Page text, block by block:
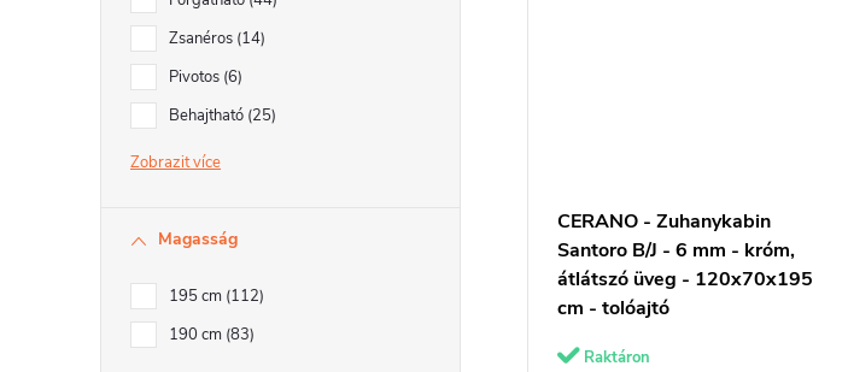
Zsanéros 14
Pivotos 6
Behajtható 25
Zobrazit
Magasság
195 cm 112
190 cm 83
CERANO - Zuhanykabin
Santoro B/J - 6 mm - króm,
átlátszó üveg - 120x70x195
cm - tolóajtó
Raktáron